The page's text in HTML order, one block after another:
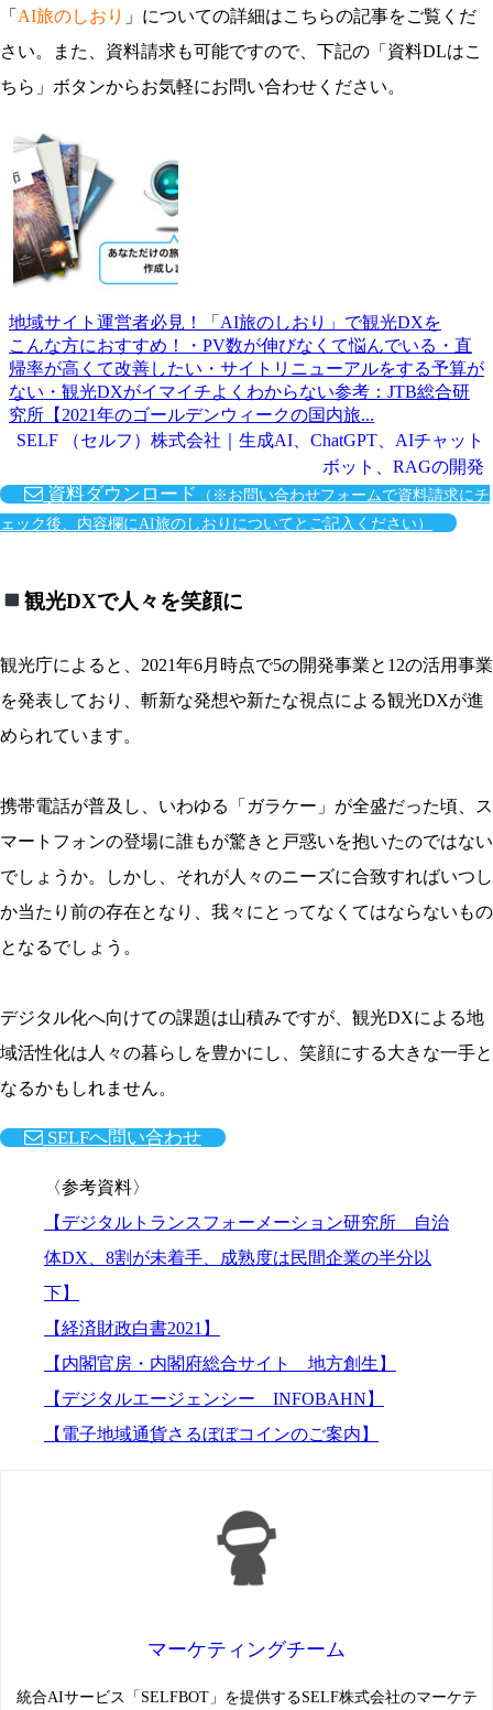
「 AI旅のしおり 」についての詳細はこちらの記事をご覧くだ
さい。また、資料請求も可能ですので、下記の「資料DLはこ
ちら」ボタンからお気軽にお問い合わせください。
地域サイト運営者必見！「AI旅のしおり」で観光DXを
こんな方におすすめ！・PV数が伸びなくて悩んでいる・直
帰率が高くて改善したい・サイトリニューアルをする予算が
ない・観光DXがイマイチよくわからない参考：JTB総合研
究所【2021年のゴールデンウィークの国内旅...
SELF （セルフ）株式会社｜生成AI、ChatGPT、AIチャット
ボット、RAGの開発
資料ダウンロード
（※お問い合わせフォームで資料請求にチ
ェック後、内容欄にAI旅のしおりについてとご記入ください）
観光DXで人々を笑顔に
観光庁によると、 2021年6月時点で5の開発事業と12の活用事業
を発表しており、斬新な発想や新たな視点による観光DXが進
められています。
携帯電話が普及し、いわゆる「ガラケー」が全盛だった頃、ス
マートフォンの登場に誰もが驚きと戸惑いを抱いたのではない
でしょうか。しかし、それが人々のニーズに合致すればいつし
か当たり前の存在となり、我々にとってなくてはならないもの
となるでしょう。
デジタル化へ向けての課題は山積みですが、観光DXによる地
域活性化は人々の暮らしを豊かにし、笑顔にする大きな一手と
なるかもしれません。
SELFへ問い合わせ
〈参考資料〉
【デジタルトランスフォーメーション研究所 自治
体DX、8割が未着手、成熟度は民間企業の半分以
下】
【経済財政白書2021】
【内閣官房・内閣府総合サイト 地方創生】
【デジタルエージェンシー INFOBAHN】
【電子地域通貨さるぼぼコインのご案内】
マーケティングチーム
統合AIサービス「SELFBOT」を提供するSELF株式会社のマーケテ